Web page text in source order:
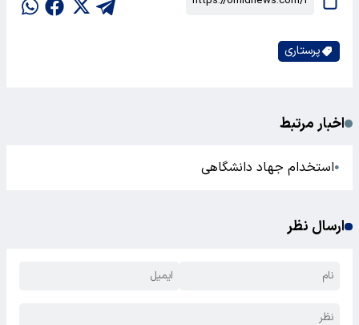
پرستاری
اخبار مرتبط
●استخدام جهاد دانشگاهی
ارسال نظر